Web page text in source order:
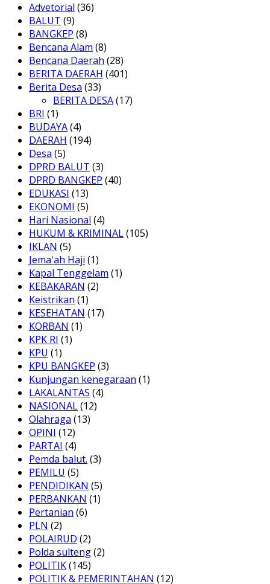
Advetorial (36)
BALUT (9)
BANGKEP (8)
Bencana Alam (8)
Bencana Daerah (28)
BERITA DAERAH (401)
Berita Desa (33)
BERITA DESA(17)
BRI (1)
BUDAYA(4)
DAERAH (194)
Desa (5)
DPRD BALUT (3)
DPRD BANGKEP (40)
EDUKASI (13)
EKONOMI (5)
Hari Nasional (4)
HUKUM & KRIMINAL(105)
IKLAN (5)
Jema'ah Haji (1)
Kapal Tenggelam (1)
KEBAKARAN (2)
Keistrikan (1)
KESEHATAN (17)
KORBAN (1)
KPK RI (1)
KPU (1)
KPU BANGKEP (3)
Kunjungan kenegaraan (1)
LAKALANTAS (4)
NASIONAL(12)
Olahraga (13)
OPINI (12)
PARTAI (4)
Pemda balut. (3)
PEMILU (5)
PENDIDIKAN (5)
PERBANKAN (1)
Pertanian (6)
PLN (2)
POLAIRUD (2)
Polda sulteng(2)
POLITIK(145)
POLITIK & PEMERINTAHAN (12)